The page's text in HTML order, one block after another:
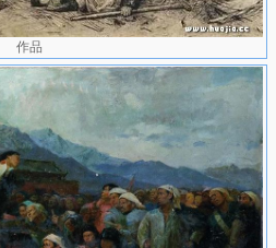
作品